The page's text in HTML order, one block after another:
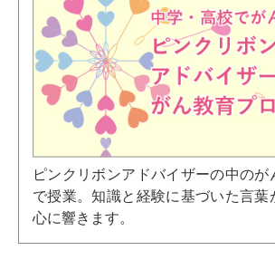
ピンクリボンアドバイザーの中のが
で授業。知識と経験に基づいた言葉
心に響きます。